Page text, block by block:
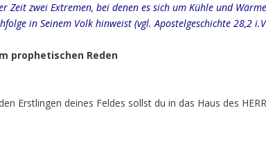
Zeit zwei Extremen, bei denen es sich um Kühle und
in Seinem Volk hinweist (vgl. Apostelgeschichte 28,2
prophetischen Reden
Erstlingen deines Feldes sollst du in das Haus des